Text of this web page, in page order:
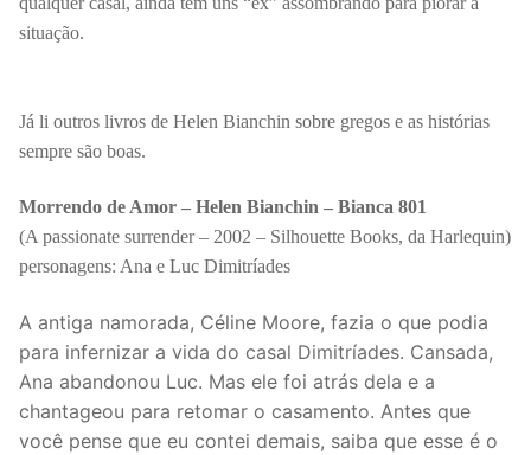
situação.
Já li outros livros de Helen Bianchin sobre gregos e as histórias
sempre são boas.
Morrendo de Amor – Helen Bianchin – Bianca 801
(A passionate surrender – 2002 – Silhouette Books, da Harlequin)
personagens: Ana e Luc Dimitríades
A antiga namorada, Céline Moore, fazia o que podia
para infernizar a vida do casal Dimitríades. Cansada,
Ana abandonou Luc. Mas ele foi atrás dela e a
chantageou para retomar o casamento. Antes que
você pense que eu contei demais, saiba que esse é o